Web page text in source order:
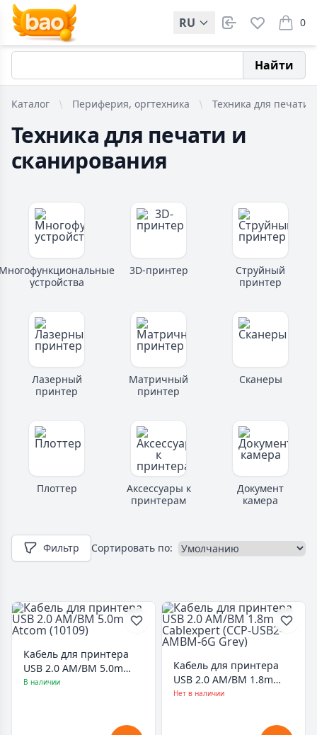
RU 0
items
Найти
Каталог Периферия, оргтехника Техника для печати
Техника для печати и
сканирования
устройства
3D-принтер
Струйный
принтер
Лазерный
принтер
Матричный
принтер
Сканеры
Плоттер
Аксессуары к
принтерам
Документ
камера
Фильтр Сортировать по:
Кабель для принтера
USB 2.0 AM/BM 5.0m
Atcom (10109)
В наличии
Кабель для принтера
USB 2.0 AM/BM 1.8m
Cablexpert (CCP-USB2-
Нет в наличии